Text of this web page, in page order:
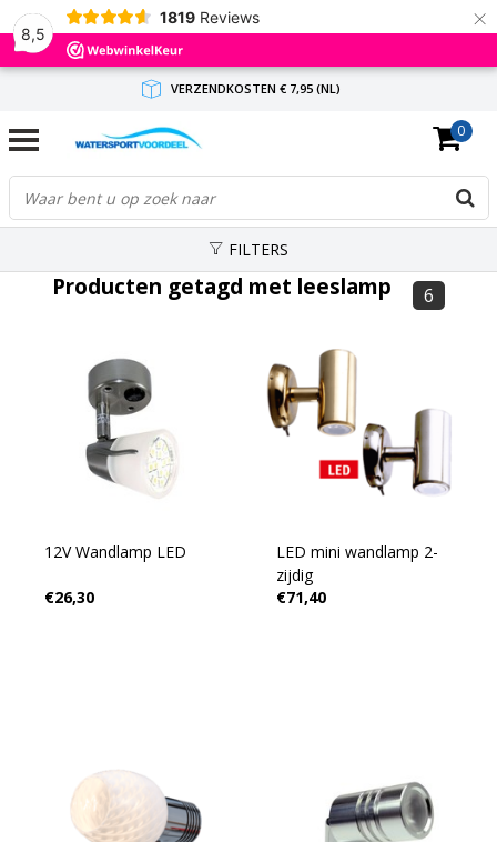
8,5
1819 Reviews ×
VERZENDKOSTEN € 7,95 (NL)
GRATIS VERZENDING(NL) VANAF € 65,-
BINNEN 1-3 WERKDAGEN ANTWOORD
0
FILTERS
Producten getagd met leeslamp 6
12V Wandlamp LED
€26,30
LED mini wandlamp 2-
zijdig
€71,40